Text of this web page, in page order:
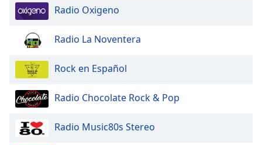
Radio Oxigeno
Radio La Noventera
Rock en Español
Radio Chocolate Rock & Pop
Radio Music80s Stereo